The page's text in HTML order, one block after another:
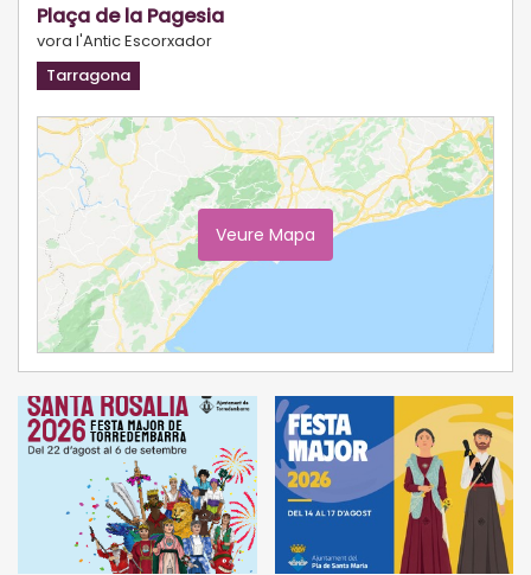
Plaça de la Pagesia
vora l'Antic Escorxador
Tarragona
Veure Mapa